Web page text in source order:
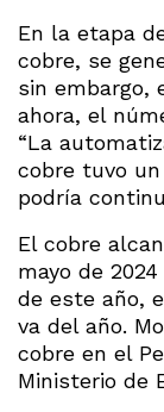
En la etapa
cobre, se
sin embargo,
ahora, el
“La
cobre tuvo
podría
El cobre
mayo de
de este año,
va del año.
cobre en el
Ministerio de